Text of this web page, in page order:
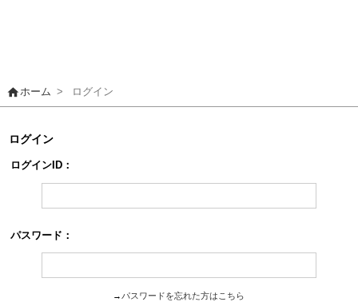
homeホーム > ログイン
ログイン
ログインID：
パスワード：
→ パスワードを忘れた方はこちら